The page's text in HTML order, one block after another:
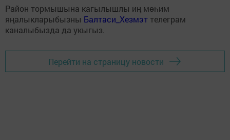
Район тормышына кагылышлы иң мөһим
яңалыкларыбызны Балтаси_Хезмэт телеграм
каналыбызда да укыгыз.
Перейти на страницу новости